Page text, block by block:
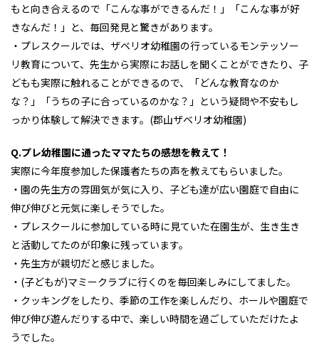
もと向き合えるので「こんな事ができるんだ！」「こんな事が好
きなんだ！」と、毎回発見と驚きがあります。
・プレスクールでは、ザベリオ幼稚園の行っているモンテッソー
リ教育について、先生から実際にお話しを聞くことができたり、子
どもも実際に触れることができるので、「どんな教育なのか
な？」「うちの子に合っているのかな？」という疑問や不安もし
っかり体験して解決できます。(郡山ザベリオ幼稚園)
Q.プレ幼稚園に通ったママたちの感想を教えて！
実際に今年度参加した保護者たちの声を教えてもらいました。
・園の先生方の雰囲気が気に入り、子ども達が広い園庭で自由に
伸び伸びと元気に楽しそうでした。
・プレスクールに参加している時に見ていた在園生が、生き生き
と活動してたのが印象に残っています。
・先生方が親切だと感じました。
・(子どもが)マミークラブに行くのを毎回楽しみにしてました。
・クッキングをしたり、季節の工作を楽しんだり、ホールや園庭で
伸び伸び遊んだりする中で、楽しい時間を過ごしていただけたよ
うでした。